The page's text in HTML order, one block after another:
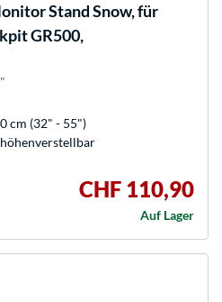
Stand Snow, für
GR500,
cm (32" - 55")
CHF 110,90
Auf Lager